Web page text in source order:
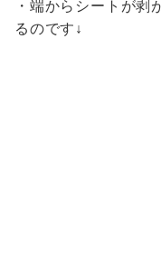
・端からシートが剥
るのです↓